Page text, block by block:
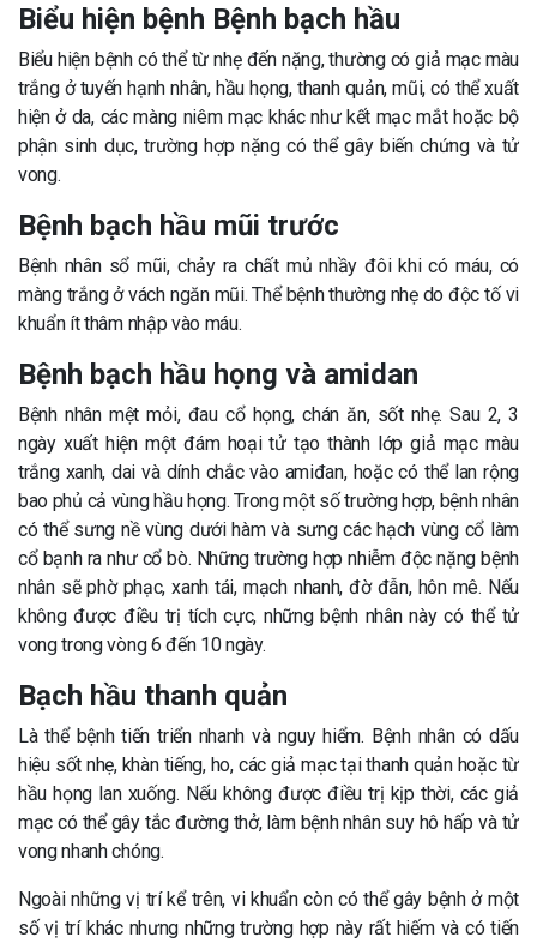
Biểu hiện bệnh Bệnh bạch hầu
Biểu hiện bệnh có thể từ nhẹ đến nặng, thường có giả mạc màu
trắng ở tuyến hạnh nhân, hầu họng, thanh quản, mũi, có thể xuất
hiện ở da, các màng niêm mạc khác như kết mạc mắt hoặc bộ
phận sinh dục, trường hợp nặng có thể gây biến chứng và tử
vong.
Bệnh bạch hầu mũi trước
Bệnh nhân sổ mũi, chảy ra chất mủ nhầy đôi khi có máu, có
màng trắng ở vách ngăn mũi. Thể bệnh thường nhẹ do độc tố vi
khuẩn ít thâm nhập vào máu.
Bệnh bạch hầu họng và amidan
Bệnh nhân mệt mỏi, đau cổ họng, chán ăn, sốt nhẹ. Sau 2, 3
ngày xuất hiện một đám hoại tử tạo thành lớp giả mạc màu
trắng xanh, dai và dính chắc vào amiđan, hoặc có thể lan rộng
bao phủ cả vùng hầu họng. Trong một số trường hợp, bệnh nhân
có thể sưng nề vùng dưới hàm và sưng các hạch vùng cổ làm
cổ bạnh ra như cổ bò. Những trường hợp nhiễm độc nặng bệnh
nhân sẽ phờ phạc, xanh tái, mạch nhanh, đờ đẫn, hôn mê. Nếu
không được điều trị tích cực, những bệnh nhân này có thể tử
vong trong vòng 6 đến 10 ngày.
Bạch hầu thanh quản
Là thể bệnh tiến triển nhanh và nguy hiểm. Bệnh nhân có dấu
hiệu sốt nhẹ, khàn tiếng, ho, các giả mạc tại thanh quản hoặc từ
hầu họng lan xuống. Nếu không được điều trị kịp thời, các giả
mạc có thể gây tắc đường thở, làm bệnh nhân suy hô hấp và tử
vong nhanh chóng.
Ngoài những vị trí kể trên, vi khuẩn còn có thể gây bệnh ở một
số vị trí khác nhưng những trường hợp này rất hiếm và có tiến